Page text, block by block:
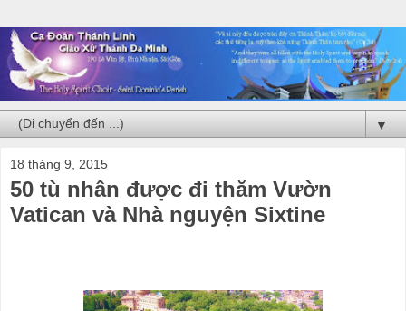
▼
18 tháng 9, 2015
50 tù nhân được đi thăm Vườn
Vatican và Nhà nguyện Sixtine